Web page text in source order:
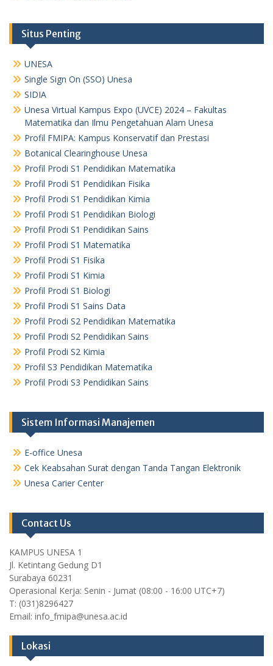
Situs Penting
UNESA
Single Sign On (SSO) Unesa
SIDIA
Unesa Virtual Kampus Expo (UVCE) 2024 – Fakultas
Matematika dan Ilmu Pengetahuan Alam Unesa
Profil FMIPA: Kampus Konservatif dan Prestasi
Botanical Clearinghouse Unesa
Profil Prodi S1 Pendidikan Matematika
Profil Prodi S1 Pendidikan Fisika
Profil Prodi S1 Pendidikan Kimia
Profil Prodi S1 Pendidikan Biologi
Profil Prodi S1 Pendidikan Sains
Profil Prodi S1 Matematika
Profil Prodi S1 Fisika
Profil Prodi S1 Kimia
Profil Prodi S1 Biologi
Profil Prodi S1 Sains Data
Profil Prodi S2 Pendidikan Matematika
Profil Prodi S2 Pendidikan Sains
Profil Prodi S2 Kimia
Profil S3 Pendidikan Matematika
Profil Prodi S3 Pendidikan Sains
Sistem Informasi Manajemen
E-office Unesa
Cek Keabsahan Surat dengan Tanda Tangan Elektronik
Unesa Carier Center
Contact Us
KAMPUS UNESA 1
Jl. Ketintang Gedung D1
Surabaya 60231
Operasional Kerja: Senin - Jumat (08:00 - 16:00 UTC+7)
T: (031)8296427
Email: info_fmipa@unesa.ac.id
Lokasi